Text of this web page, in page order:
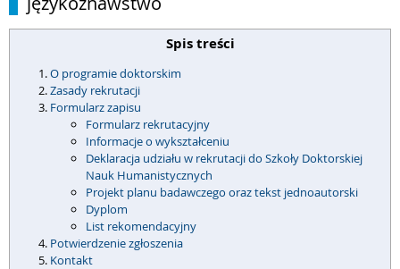
Spis treści
O programie doktorskim
Zasady rekrutacji
Formularz zapisu
Formularz rekrutacyjny
Informacje o wykształceniu
Deklaracja udziału w rekrutacji do Szkoły Doktorskiej
Nauk Humanistycznych
Projekt planu badawczego oraz tekst jednoautorski
Dyplom
List rekomendacyjny
Potwierdzenie zgłoszenia
Kontakt